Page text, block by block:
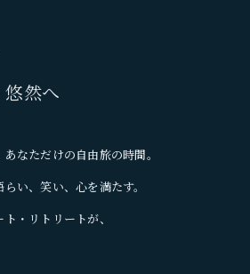
然へ
なただけの自由旅の時間。
い、笑い、心を満たす。
・リトリートが、